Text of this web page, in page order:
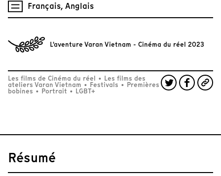
Français, Anglais
L'aventure Varan Vietnam - Cinéma du réel 2023
Les films de Cinéma du réel • Les films des
ateliers Varan Vietnam • Festivals • Premières
bobines • Portrait • LGBT+
Résumé